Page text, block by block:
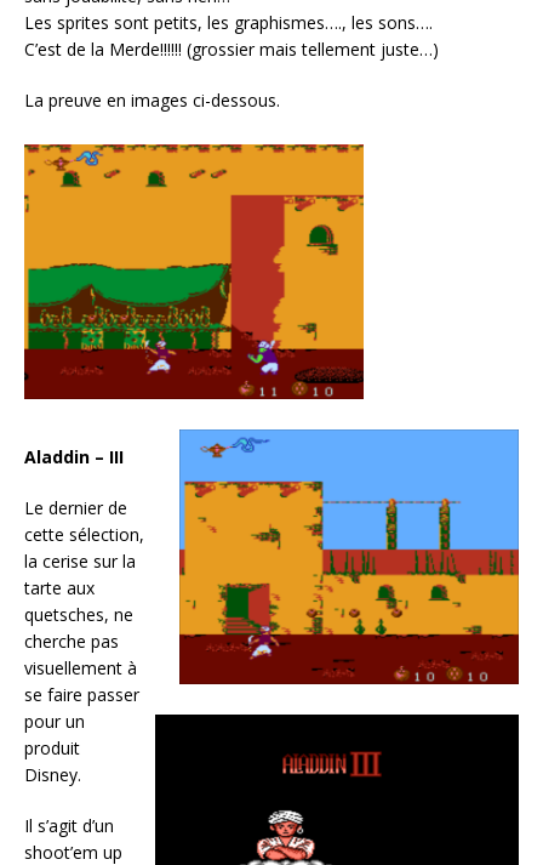
Les sprites sont petits, les graphismes…., les sons….
C’est de la Merde!!!!!! (grossier mais tellement juste…)
La preuve en images ci-dessous.
Aladdin – III
Le dernier de
cette sélection,
la cerise sur la
tarte aux
quetsches, ne
cherche pas
visuellement à
se faire passer
pour un
produit
Disney.
Il s’agit d’un
shoot’em up